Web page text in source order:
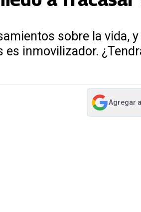
sobre la vida,
inmovilizador.
Agregar a
abre en nueva